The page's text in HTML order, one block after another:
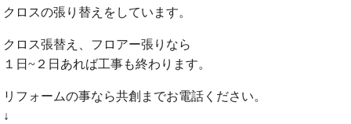
クロスの張り替えをしています。
クロス張替え、フロアー張りなら
１日~２日あれば工事も終わります。
リフォームの事なら共創までお電話ください。
↓